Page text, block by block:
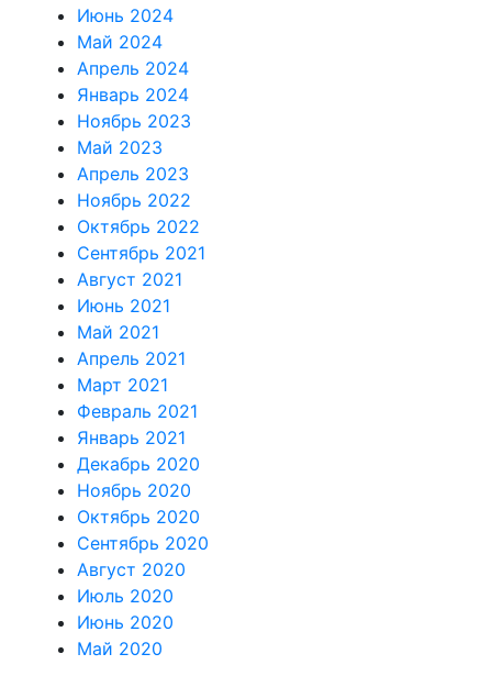
Июнь 2024
Май 2024
Апрель 2024
Январь 2024
Ноябрь 2023
Май 2023
Апрель 2023
Ноябрь 2022
Октябрь 2022
Сентябрь 2021
Август 2021
Июнь 2021
Май 2021
Апрель 2021
Март 2021
Февраль 2021
Январь 2021
Декабрь 2020
Ноябрь 2020
Октябрь 2020
Сентябрь 2020
Август 2020
Июль 2020
Июнь 2020
Май 2020